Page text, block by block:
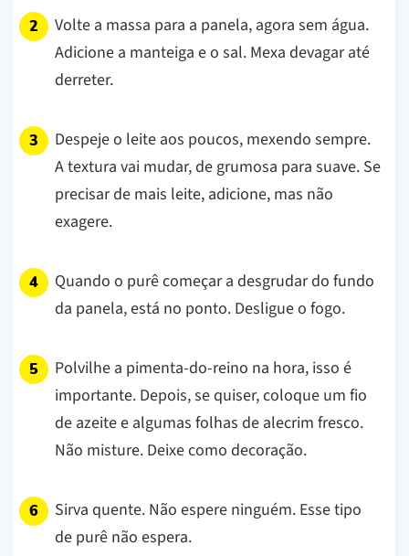
Volte a massa para a panela, agora sem água.
Adicione a manteiga e o sal. Mexa devagar até
derreter.
Despeje o leite aos poucos, mexendo sempre.
A textura vai mudar, de grumosa para suave. Se
precisar de mais leite, adicione, mas não
exagere.
Quando o purê começar a desgrudar do fundo
da panela, está no ponto. Desligue o fogo.
Polvilhe a pimenta-do-reino na hora, isso é
importante. Depois, se quiser, coloque um fio
de azeite e algumas folhas de alecrim fresco.
Não misture. Deixe como decoração.
Sirva quente. Não espere ninguém. Esse tipo
de purê não espera.